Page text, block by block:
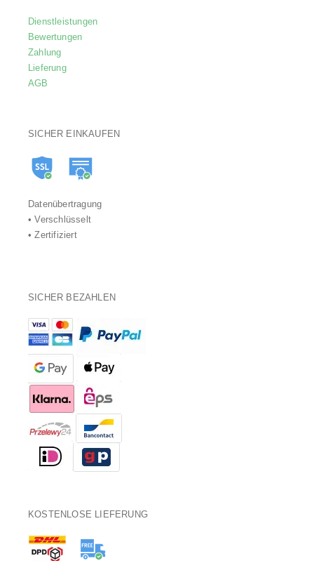
Dienstleistungen
Bewertungen
Zahlung
Lieferung
AGB
SICHER EINKAUFEN
Datenübertragung
• Verschlüsselt
• Zertifiziert
SICHER BEZAHLEN
KOSTENLOSE LIEFERUNG